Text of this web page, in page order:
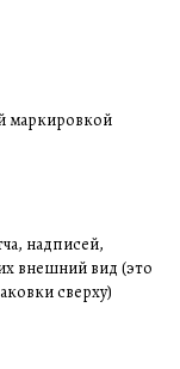
маркировкой
надписей,
внешний вид (это
сверху)